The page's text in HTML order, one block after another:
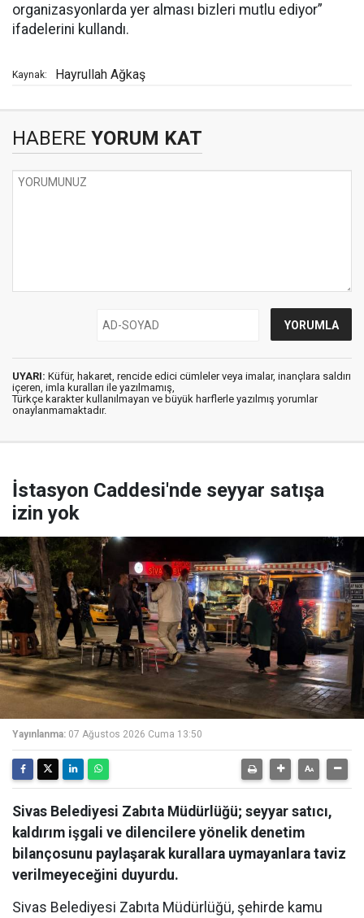
organizasyonlarda yer alması bizleri mutlu ediyor”
ifadelerini kullandı.
Kaynak: Hayrullah Ağkaş
HABERE YORUM KAT
UYARI: Küfür, hakaret, rencide edici cümleler veya imalar, inançlara saldırı
içeren, imla kuralları ile yazılmamış,
Türkçe karakter kullanılmayan ve büyük harflerle yazılmış yorumlar
onaylanmamaktadır.
İstasyon Caddesi'nde seyyar satışa
izin yok
Yayınlanma: 07 Ağustos 2026 Cuma 13:50
Sivas Belediyesi Zabıta Müdürlüğü; seyyar satıcı,
kaldırım işgali ve dilencilere yönelik denetim
bilançosunu paylaşarak kurallara uymayanlara taviz
verilmeyeceğini duyurdu.
Sivas Belediyesi Zabıta Müdürlüğü, şehirde kamu